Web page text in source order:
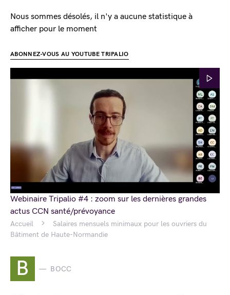
Accueil
Salaires mensuels minimaux pour les ouvriers du
Bâtiment de Haute-Normandie
B BOCC
Nous sommes désolés, il n'y a aucune statistique à
afficher pour le moment
ABONNEZ-VOUS AU YOUTUBE TRIPALIO
Webinaire Tripalio #4 : zoom sur les dernières grandes
actus CCN santé/prévoyance